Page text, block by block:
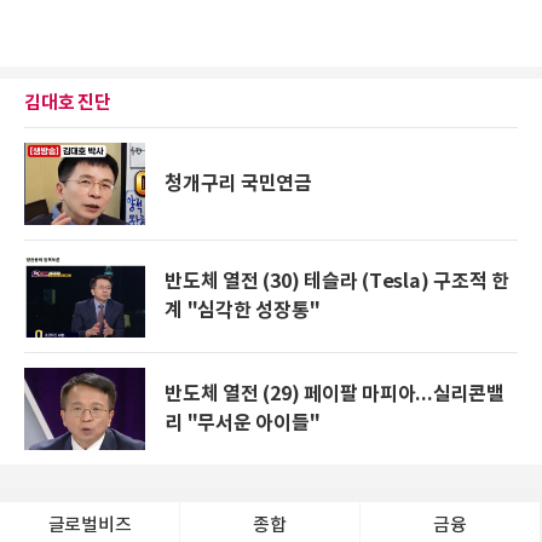
김대호 진단
청개구리 국민연금
반도체 열전 (30) 테슬라 (Tesla) 구조적 한
계 "심각한 성장통"
반도체 열전 (29) 페이팔 마피아...실리콘밸
리 "무서운 아이들"
글로벌비즈 종합 금융